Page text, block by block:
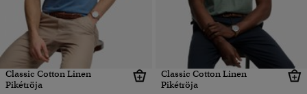
Classic Cotton Linen
Pikétröja
Classic Cotton Linen
Pikétröja